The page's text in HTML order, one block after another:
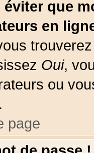
que
en
Oui,
ou
page